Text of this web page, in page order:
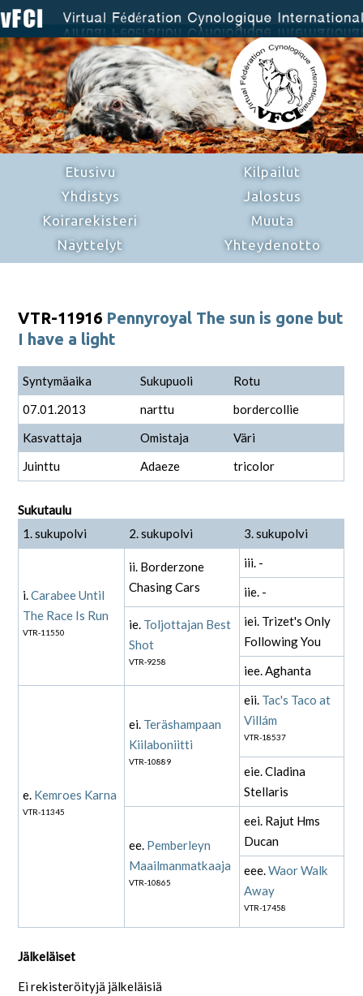
Etusivu
Yhdistys
Koirarekisteri
Näyttelyt
Kilpailut
Jalostus
Muuta
Yhteydenotto
VTR-11916 Pennyroyal The sun is gone but
I have a light
Syntymäaika Sukupuoli
Rotu
07.01.2013
narttu
bordercollie
Kasvattaja
Omistaja
Väri
Juinttu
Adaeze tricolor
Sukutaulu
1. sukupolvi
2. sukupolvi 3. sukupolvi
i.Carabee Until
The Race Is Run
VTR-11550
ii. Borderzone
Chasing Cars
iii. -
iie. -
ie. Toljottajan Best
Shot
VTR-9258
iei. Trizet's Only
Following You
iee. Aghanta
e. Kemroes Karna
VTR-11345
ei. Teräshampaan
Kiilaboniitti
VTR-10889
eii. Tac's Taco at
Villám
VTR-18537
eie. Cladina
Stellaris
ee. Pemberleyn
Maailmanmatkaaja
VTR-10865
eei. Rajut Hms
Ducan
eee.Waor Walk
Away
VTR-17458
Jälkeläiset
Ei rekisteröityjä jälkeläisiä